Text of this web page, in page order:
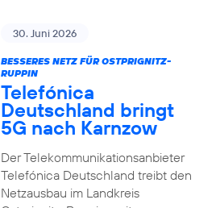
30. Juni 2026
BESSERES NETZ FÜR OSTPRIGNITZ-
RUPPIN
Telefónica
Deutschland bringt
5G nach Karnzow
Der Telekommunikationsanbieter
Telefónica Deutschland treibt den
Netzausbau im Landkreis